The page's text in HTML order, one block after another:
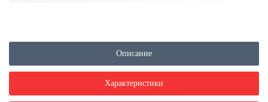
Описание
Характеристики